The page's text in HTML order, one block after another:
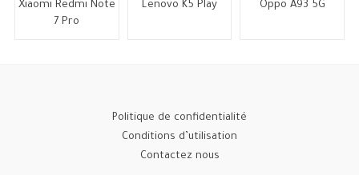
Xiaomi Redmi Note
7 Pro
Lenovo K5 Play Oppo A93 5G
Politique de confidentialité
Conditions d’utilisation
Contactez nous